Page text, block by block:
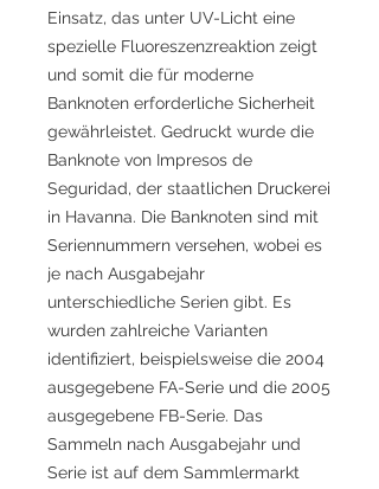
Einsatz, das unter UV-Licht eine
spezielle Fluoreszenzreaktion zeigt
und somit die für moderne
Banknoten erforderliche Sicherheit
gewährleistet. Gedruckt wurde die
Banknote von Impresos de
Seguridad, der staatlichen Druckerei
in Havanna. Die Banknoten sind mit
Seriennummern versehen, wobei es
je nach Ausgabejahr
unterschiedliche Serien gibt. Es
wurden zahlreiche Varianten
identifiziert, beispielsweise die 2004
ausgegebene FA-Serie und die 2005
ausgegebene FB-Serie. Das
Sammeln nach Ausgabejahr und
Serie ist auf dem Sammlermarkt